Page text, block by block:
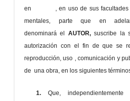
en , en uso de sus
mentales, parte que en
denominará el AUTOR,suscribe la
autorización con el fin de que se
reproducción, uso , comunicación y
de una obra, en los siguientes
1.
Que,